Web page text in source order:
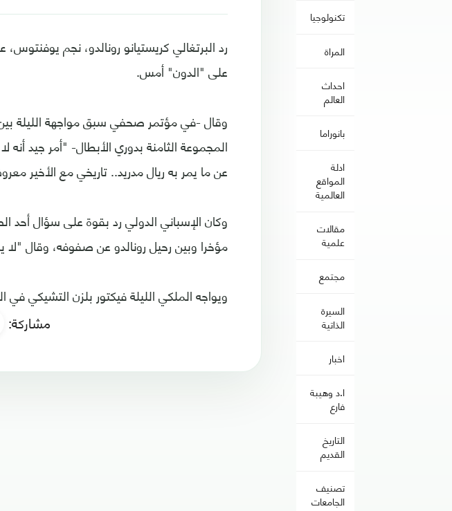
تكنولوجيا
المراة
احداث
العالم
بانوراما
ادلة
المواقع
العالمية
مقالات
علمية
مجتمع
السيرة
الذاتية
اخبار
ا.د وهيبة
فارع
التاريخ
القديم
تصنيف
الجامعات
رد البرتغالي كريستيانو رونالدو، نجم
على "الدون" أمس.
وقال -في مؤتمر صحفي سبق مواجهة الليلة بين
المجموعة الثامنة بدوري الأبطال- "أمر جيد
عن ما يمر به ريال مدريد.. تاريخي مع الأخير
وكان الإسباني الدولي رد بقوة على سؤال أحد
مؤخرا وبين رحيل رونالدو عن صفوفه، وقال
ويواجه الملكي الليلة فيكتور بلزن التشيكي في
مشاركة: